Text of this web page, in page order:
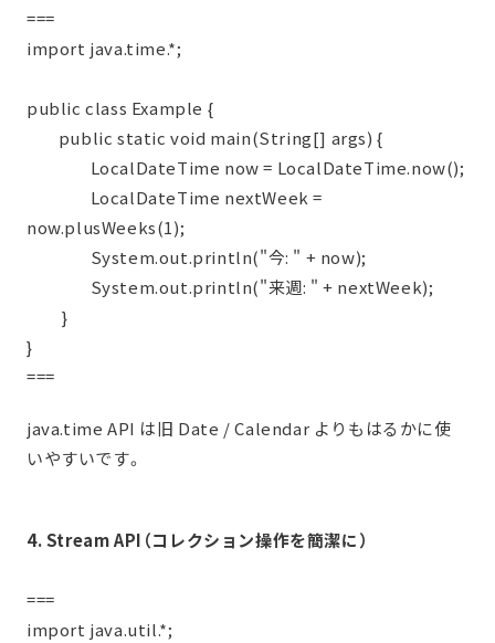
===
import java.time.*;
public class Example {
public static void main(String[] args) {
LocalDateTime now = LocalDateTime.now();
LocalDateTime nextWeek =
now.plusWeeks(1);
System.out.println("今: " + now);
System.out.println("来週: " + nextWeek);
}
}
===
java.time API は旧 Date / Calendar よりもはるかに使
いやすいです。
4. Stream API（コレクション操作を簡潔に）
===
import java.util.*;